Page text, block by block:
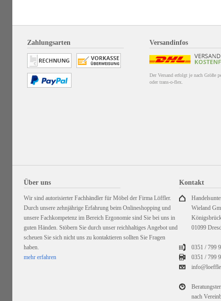
Zahlungsarten Versandinfos
Der Versand erfolgt je nach Größe
oder trans-o-flex.
Über uns
Wir sind autorisierter Fachhändler für Möbel der Firma Löffler.
Durch unsere zehnjährige Erfahrung beim Onlineshopping und
unsere Fachkompetenz im Bereich Ergonomie sind Sie bei uns in
guten Händen. Stöbern Sie durch unser reichhaltiges Angebot und
scheuen Sie sich nicht uns zu kontaktieren sollten Sie Fragen
haben.
mehr erfahren
Kontakt
Wieland
01099
0351 / 799
0351 /799
nach